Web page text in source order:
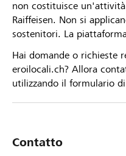
non costituisce
Raiffeisen. Non si
sostenitori. La
Hai domande o richieste
eroilocali.ch? Allora
utilizzando il formulario
Contatto